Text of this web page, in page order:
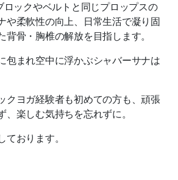
ックやベルトと同じプロップスの
や柔軟性の向上、日常生活で凝り固
背骨・胸椎の解放を目指します。
包まれ空中に浮かぶシャバーサナは
クヨガ経験者も初めての方も、頑張
、楽しむ気持ちを忘れずに。
おります。